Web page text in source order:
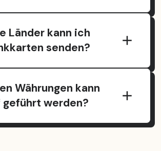
der Sammlung ist kostenlos,
Länder kann ich
senden?
insgesamt 38 Länder,
Währungen kann
geführt werden?
Gelder in 21 verschiedenen